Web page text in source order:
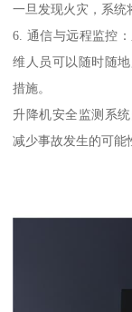
一旦发现火灾，系统
6. 通信与远程监控
维人员可以随时随
措施。
升降机安全监测系
减少事故发生的可能